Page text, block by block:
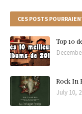
CES POSTS
Top 10
Rock In
July 10,